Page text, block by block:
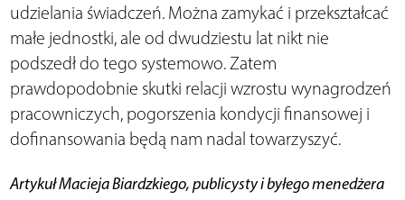
udzielania świadczeń. Można zamykać i przekształcać
małe jednostki, ale od dwudziestu lat nikt nie
podszedł do tego systemowo. Zatem
prawdopodobnie skutki relacji wzrostu wynagrodzeń
pracowniczych, pogorszenia kondycji finansowej i
dofinansowania będą nam nadal towarzyszyć.
Artykuł Macieja Biardzkiego, publicysty i byłego menedżera